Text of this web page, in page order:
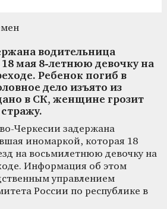
водительница
мая 8-летнюю девочку на
Ребенок погиб в
дело изъято из
в СК, женщине грозит
Черкесии задержана
иномаркой, которая 18
на восьмилетнюю девочку на
Информация об этом
управлением
России по республике в